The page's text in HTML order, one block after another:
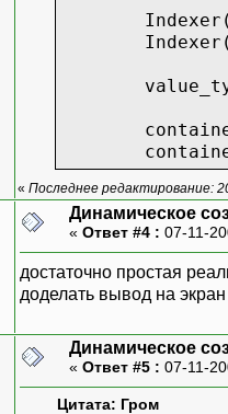
private:
};
template <class
ostream&
for(;
« Последнее редактирование:
Динамическое
« Ответ #4 : 07-11-
достаточно простая
доделать вывод на
Динамическое
« Ответ #5 : 07-11-
Цитата: Гром